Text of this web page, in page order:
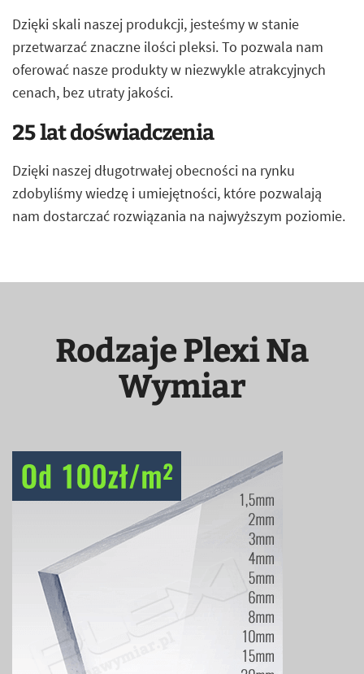
Dzięki skali naszej produkcji, jesteśmy w stanie
przetwarzać znaczne ilości pleksi. To pozwala nam
oferować nasze produkty w niezwykle atrakcyjnych
cenach, bez utraty jakości.
25 lat doświadczenia
Dzięki naszej długotrwałej obecności na rynku
zdobyliśmy wiedzę i umiejętności, które pozwalają
nam dostarczać rozwiązania na najwyższym poziomie.
Rodzaje Plexi Na
Wymiar